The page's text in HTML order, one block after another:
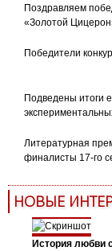
Поздравляем
«Золотой
Победители
Подведены итоги
Литературная
финалисты 17-го
НОВЫЕ
История любви